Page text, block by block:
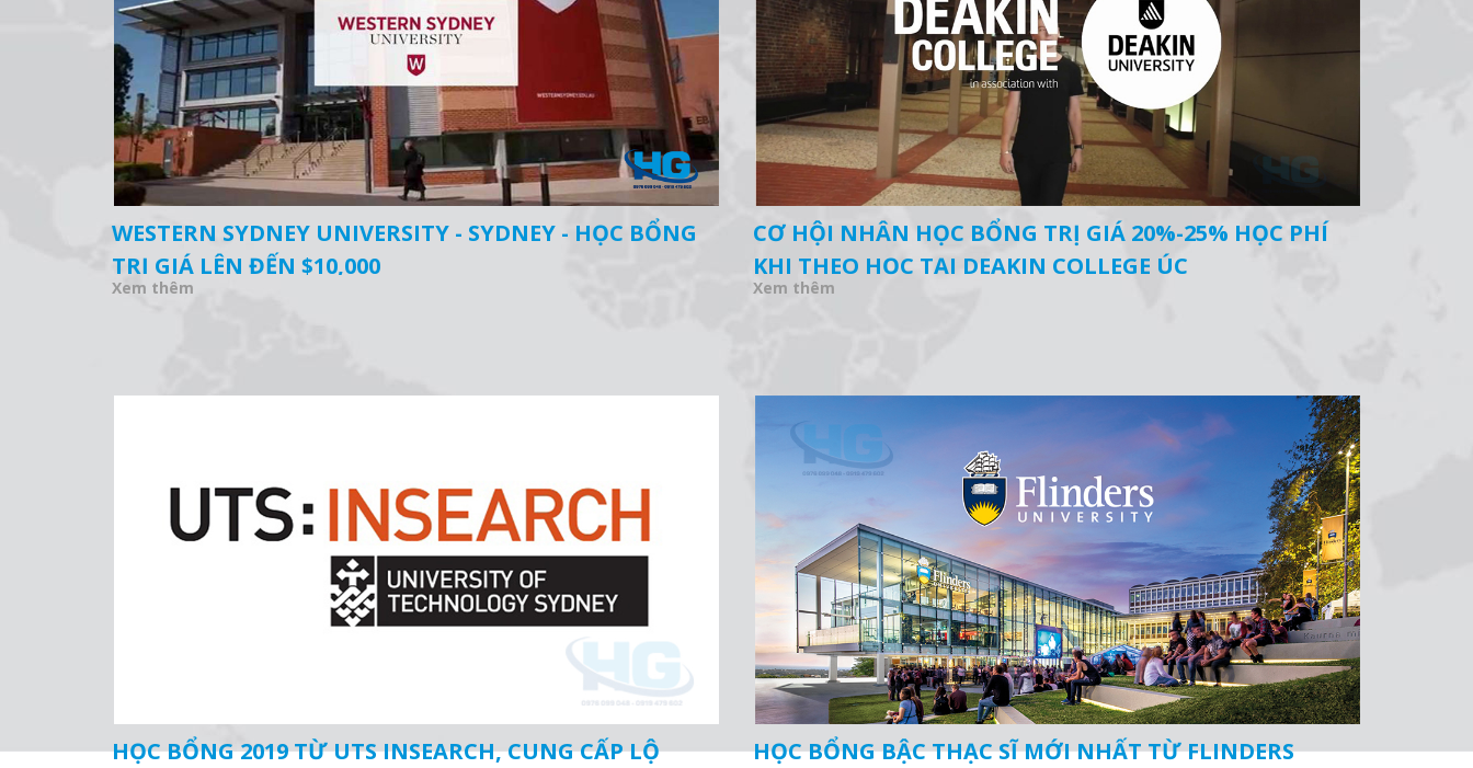
WESTERN SYDNEY UNIVERSITY - SYDNEY - HỌC BỔNG
TRỊ GIÁ LÊN ĐẾN $10,000
Xem thêm
CƠ HỘI NHÂN HỌC BỔNG TRỊ GIÁ 20%-25% HỌC PHÍ
KHI THEO HỌC TẠI DEAKIN COLLEGE ÚC
Xem thêm
HỌC BỔNG 2019 TỪ UTS INSEARCH, CUNG CẤP LỘ
HỌC BỔNG BẬC THẠC SĨ MỚI NHẤT TỪ FLINDERS